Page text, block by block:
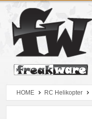
HOME RC Helikopter